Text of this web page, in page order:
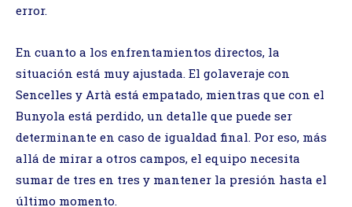
error.
En cuanto a los enfrentamientos directos, la
situación está muy ajustada. El golaveraje con
Sencelles y Artà está empatado, mientras que con el
Bunyola está perdido, un detalle que puede ser
determinante en caso de igualdad final. Por eso, más
allá de mirar a otros campos, el equipo necesita
sumar de tres en tres y mantener la presión hasta el
último momento.